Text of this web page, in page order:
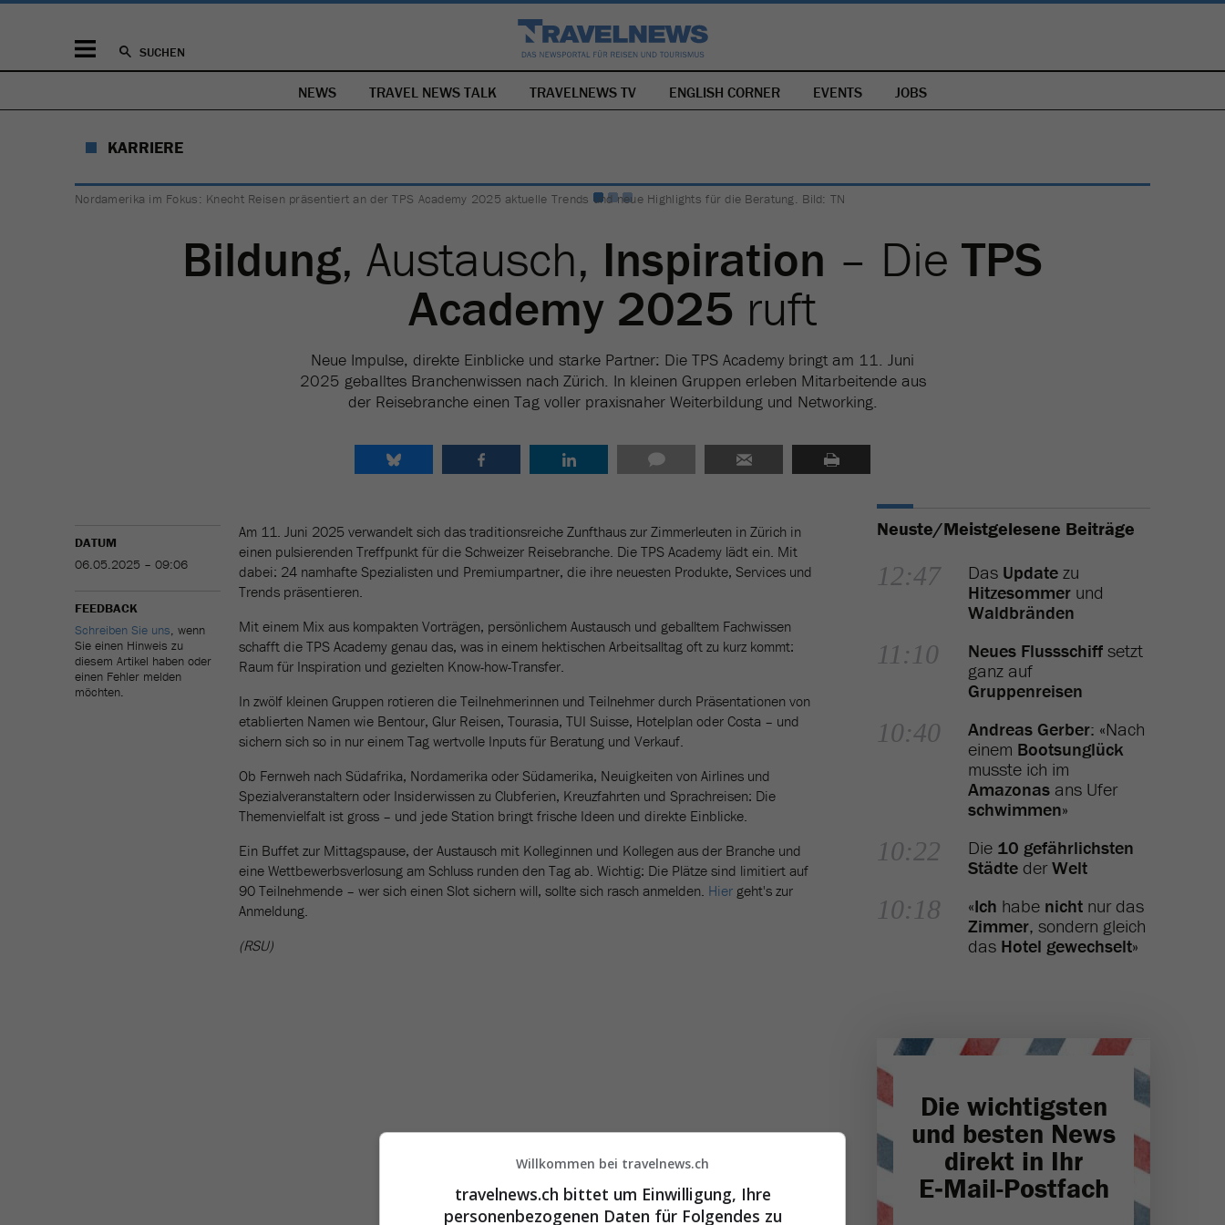
SUCHEN
NAVIGATION
ÜBERSPRINGEN
NEWS TRAVEL NEWS TALK TRAVELNEWS TV ENGLISH CORNER EVENTS JOBS
KARRIERE
Nordamerika im Fokus: Knecht Reisen präsentiert an der TPS Academy 2025 aktuelle Trends und neue Highlights für die Beratung. Bild: TN
Bildung, Austausch, Inspiration – Die TPS
Academy 2025 ruft
Neue Impulse, direkte Einblicke und starke Partner: Die TPS Academy bringt am 11. Juni
2025 geballtes Branchenwissen nach Zürich. In kleinen Gruppen erleben Mitarbeitende aus
der Reisebranche einen Tag voller praxisnaher Weiterbildung und Networking.
DATUM
06.05.2025 – 09:06
FEEDBACK
Schreiben Sie uns, wenn
Sie einen Hinweis zu
diesem Artikel haben oder
einen Fehler melden
möchten.
Am 11. Juni 2025 verwandelt sich das traditionsreiche Zunfthaus zur Zimmerleuten in Zürich in
einen pulsierenden Treffpunkt für die Schweizer Reisebranche. Die TPS Academy lädt ein. Mit
dabei: 24 namhafte Spezialisten und Premiumpartner, die ihre neuesten Produkte, Services und
Trends präsentieren.
Mit einem Mix aus kompakten Vorträgen, persönlichem Austausch und geballtem Fachwissen
schafft die TPS Academy genau das, was in einem hektischen Arbeitsalltag oft zu kurz kommt:
Raum für Inspiration und gezielten Know-how-Transfer.
In zwölf kleinen Gruppen rotieren die Teilnehmerinnen und Teilnehmer durch Präsentationen von
etablierten Namen wie Bentour, Glur Reisen, Tourasia, TUI Suisse, Hotelplan oder Costa – und
sichern sich so in nur einem Tag wertvolle Inputs für Beratung und Verkauf.
Ob Fernweh nach Südafrika, Nordamerika oder Südamerika, Neuigkeiten von Airlines und
Spezialveranstaltern oder Insiderwissen zu Clubferien, Kreuzfahrten und Sprachreisen: Die
Themenvielfalt ist gross – und jede Station bringt frische Ideen und direkte Einblicke.
Ein Buffet zur Mittagspause, der Austausch mit Kolleginnen und Kollegen aus der Branche und
eine Wettbewerbsverlosung am Schluss runden den Tag ab. Wichtig: Die Plätze sind limitiert auf
90 Teilnehmende – wer sich einen Slot sichern will, sollte sich rasch anmelden. Hier geht's zur
Anmeldung.
(RSU)
Neuste/Meistgelesene Beiträge
12:47 Das Update zu
Hitzesommer und
Waldbränden
11:10 Neues Flussschiff setzt
ganz auf
Gruppenreisen
10:40 Andreas Gerber: «Nach
einem Bootsunglück
musste ich im
Amazonas ans Ufer
schwimmen»
10:22 Die 10 gefährlichsten
Städte derWelt
10:18 «Ich habe nicht nur das
Zimmer, sondern gleich
das Hotel gewechselt»
Die wichtigsten
und besten News
direkt in Ihr
E‑Mail-Postfach
Willkommen bei travelnews.ch
travelnews.ch bittet um Einwilligung, Ihre
personenbezogenen Daten für Folgendes zu